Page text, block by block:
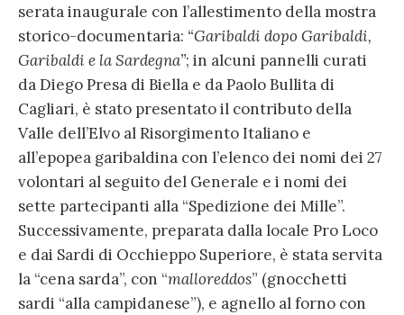
serata inaugurale con l’allestimento della mostra
storico-documentaria: “Garibaldi dopo Garibaldi,
Garibaldi e la Sardegna”; in alcuni pannelli curati
da Diego Presa di Biella e da Paolo Bullita di
Cagliari, è stato presentato il contributo della
Valle dell’Elvo al Risorgimento Italiano e
all’epopea garibaldina con l’elenco dei nomi dei 27
volontari al seguito del Generale e i nomi dei
sette partecipanti alla “Spedizione dei Mille”.
Successivamente, preparata dalla locale Pro Loco
e dai Sardi di Occhieppo Superiore, è stata servita
la “cena sarda”, con “malloreddos” (gnocchetti
sardi “alla campidanese”), e agnello al forno con